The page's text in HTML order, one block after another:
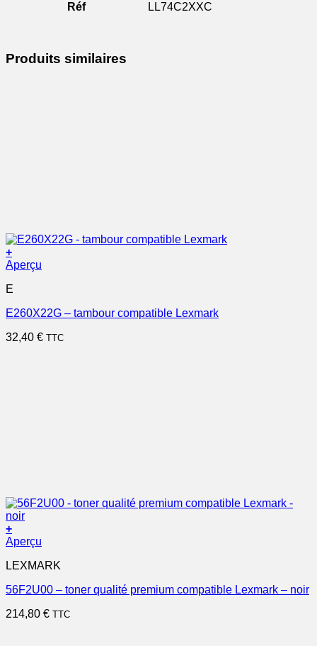
Réf LL74C2XXC
Produits similaires
+
Aperçu
E
E260X22G – tambour compatible Lexmark
32,40 € TTC
+
Aperçu
LEXMARK
56F2U00 – toner qualité premium compatible Lexmark – noir
214,80 € TTC